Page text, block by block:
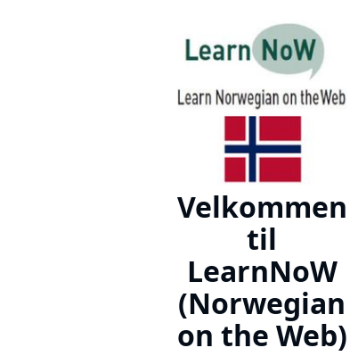
Velkommen
til
LearnNoW
(Norwegian
on the Web)